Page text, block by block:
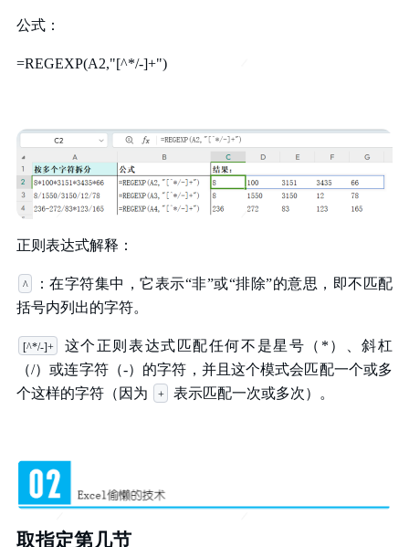
公式：
=REGEXP(A2,"[^*/-]+")
正则表达式解释：
^
：在字符集中，它表示“非”或“排除”的意思，即不匹配
括号内列出的字符。
[^*/-]+
这个正则表达式匹配任何不是星号（*）、斜杠
（/）或连字符（-）的字符，并且这个模式会匹配一个或多
个这样的字符（因为
+ 表示匹配一次或多次）。
取指定第几节